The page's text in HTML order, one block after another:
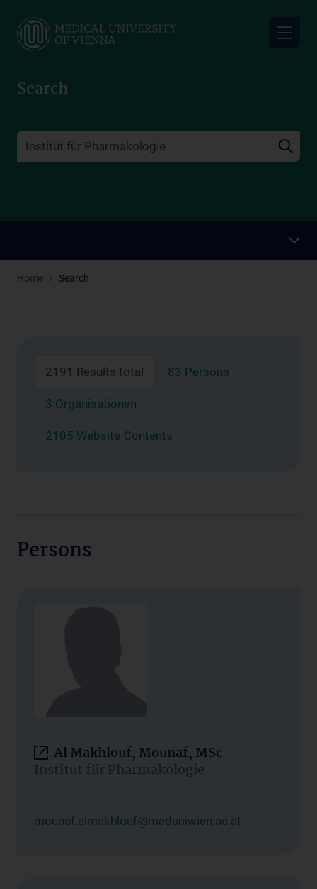
main
Search
Home Search
2191 Results total 83 Persons
3 Organisationen
2105 Website-Contents
Persons
Al Makhlouf, Mounaf, MSc
Institut für Pharmakologie
mounaf.almakhlouf@meduniwien.ac.at